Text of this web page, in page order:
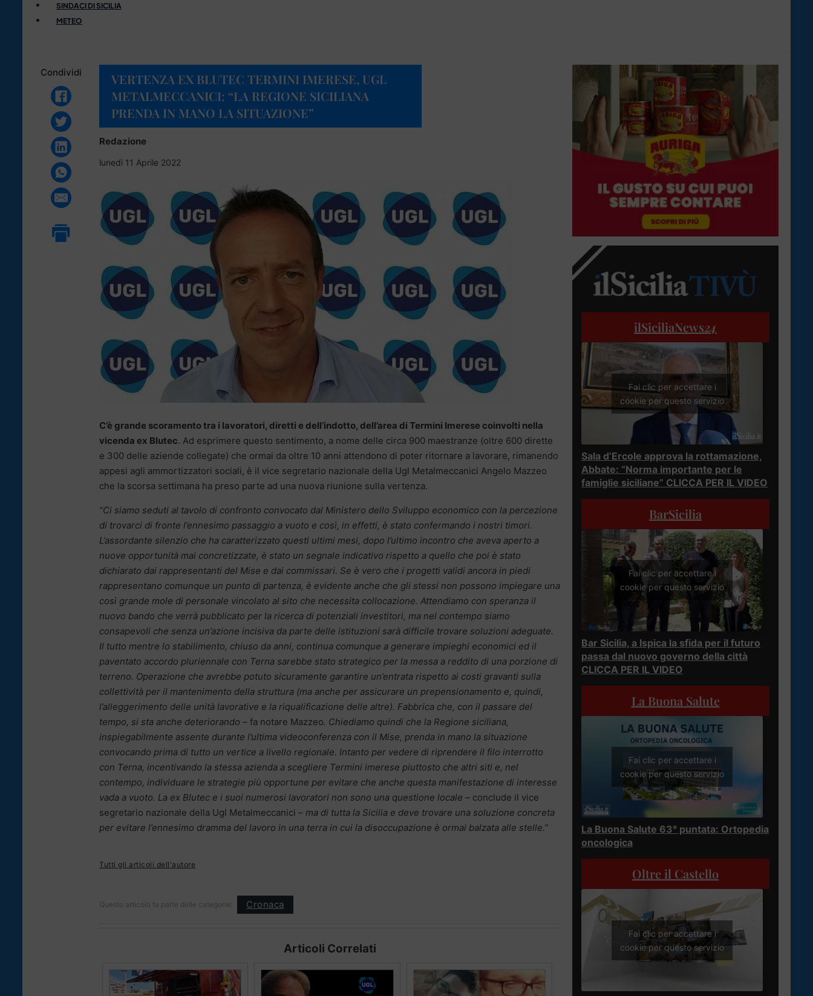
SINDACI DI SICILIA
METEO
Condividi
VERTENZA EX BLUTEC TERMINI IMERESE, UGL
METALMECCANICI: “LA REGIONE SICILIANA
PRENDA IN MANO LA SITUAZIONE”
Redazione
lunedì 11 Aprile 2022
C’è grande scoramento tra i lavoratori, diretti e dell’indotto, dell’area di Termini Imerese coinvolti nella
vicenda ex Blutec. Ad esprimere questo sentimento, a nome delle circa 900 maestranze (oltre 600 dirette
e 300 delle aziende collegate) che ormai da oltre 10 anni attendono di poter ritornare a lavorare, rimanendo
appesi agli ammortizzatori sociali, è il vice segretario nazionale della Ugl Metalmeccanici Angelo Mazzeo
che la scorsa settimana ha preso parte ad una nuova riunione sulla vertenza.
“Ci siamo seduti al tavolo di confronto convocato dal Ministero dello Sviluppo economico con la percezione
di trovarci di fronte l’ennesimo passaggio a vuoto e così, in effetti, è stato confermando i nostri timori.
L’assordante silenzio che ha caratterizzato questi ultimi mesi, dopo l’ultimo incontro che aveva aperto a
nuove opportunità mai concretizzate, è stato un segnale indicativo rispetto a quello che poi è stato
dichiarato dai rappresentanti del Mise e dai commissari. Se è vero che i progetti validi ancora in piedi
rappresentano comunque un punto di partenza, è evidente anche che gli stessi non possono impiegare una
così grande mole di personale vincolato al sito che necessita collocazione. Attendiamo con speranza il
nuovo bando che verrà pubblicato per la ricerca di potenziali investitori, ma nel contempo siamo
consapevoli che senza un’azione incisiva da parte delle istituzioni sarà difficile trovare soluzioni adeguate.
Il tutto mentre lo stabilimento, chiuso da anni, continua comunque a generare impieghi economici ed il
paventato accordo pluriennale con Terna sarebbe stato strategico per la messa a reddito di una porzione di
terreno. Operazione che avrebbe potuto sicuramente garantire un’entrata rispetto ai costi gravanti sulla
collettività per il mantenimento della struttura (ma anche per assicurare un prepensionamento e, quindi,
l’alleggerimento delle unità lavorative e la riqualificazione delle altre). Fabbrica che, con il passare del
tempo, si sta anche deteriorando – fa notare Mazzeo. Chiediamo quindi che la Regione siciliana,
inspiegabilmente assente durante l’ultima videoconferenza con il Mise, prenda in mano la situazione
convocando prima di tutto un vertice a livello regionale. Intanto per vedere di riprendere il filo interrotto
con Terna, incentivando la stessa azienda a scegliere Termini imerese piuttosto che altri siti e, nel
contempo, individuare le strategie più opportune per evitare che anche questa manifestazione di interesse
vada a vuoto. La ex Blutec e i suoi numerosi lavoratori non sono una questione locale – conclude il vice
segretario nazionale della Ugl Metalmeccanici – ma di tutta la Sicilia e deve trovare una soluzione concreta
per evitare l’ennesimo dramma del lavoro in una terra in cui la disoccupazione è ormai balzata alle stelle.”
Tutti gli articoli dell'autore
Questo articolo fa parte delle categorie: Cronaca
Articoli Correlati
ilSiciliaNews24
Fai clic per accettare i
cookie per questo servizio
Sala d’Ercole approva la rottamazione,
Abbate: “Norma importante per le
famiglie siciliane” CLICCA PER IL VIDEO
BarSicilia
Fai clic per accettare i
cookie per questo servizio
Bar Sicilia, a Ispica la sfida per il futuro
passa dal nuovo governo della città
CLICCA PER IL VIDEO
La Buona Salute
Fai clic per accettare i
cookie per questo servizio
La Buona Salute 63° puntata: Ortopedia
oncologica
Oltre il Castello
Fai clic per accettare i
cookie per questo servizio